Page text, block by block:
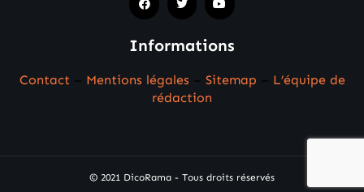
Informations
Contact Mentions légales Sitemap
L’équipe de
rédaction
© 2021 DicoRama - Tous droits réservés